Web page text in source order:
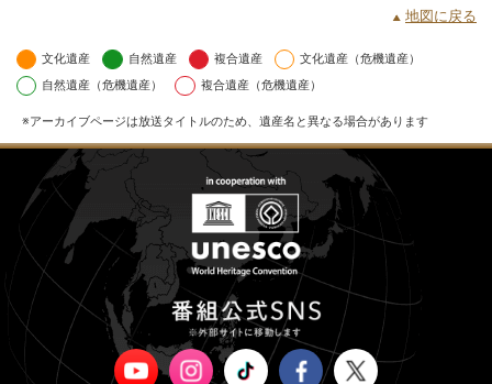
地図に戻る
文化遺産 自然遺産 複合遺産
文化遺産（危機遺産）
自然遺産（危機遺産）
複合遺産（危機遺産）
アーカイブページは放送タイトルのため、遺産名と異なる場合があります